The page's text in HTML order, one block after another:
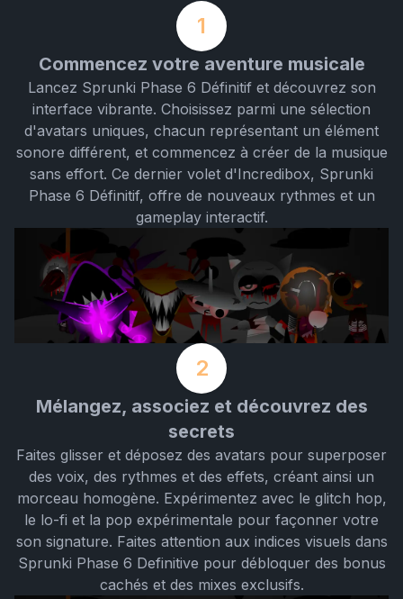
1
Commencez votre aventure musicale
Lancez Sprunki Phase 6 Définitif et découvrez son
interface vibrante. Choisissez parmi une sélection
d'avatars uniques, chacun représentant un élément
sonore différent, et commencez à créer de la musique
sans effort. Ce dernier volet d'Incredibox, Sprunki
Phase 6 Définitif, offre de nouveaux rythmes et un
gameplay interactif.
2
Mélangez, associez et découvrez des
secrets
Faites glisser et déposez des avatars pour superposer
des voix, des rythmes et des effets, créant ainsi un
morceau homogène. Expérimentez avec le glitch hop,
le lo-fi et la pop expérimentale pour façonner votre
son signature. Faites attention aux indices visuels dans
Sprunki Phase 6 Definitive pour débloquer des bonus
cachés et des mixes exclusifs.